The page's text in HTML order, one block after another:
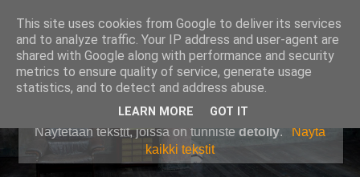
Pullollinen
Näytetään tekstit, joissa on tunnistedetolly.
Näytä
kaikki tekstit
This site uses cookies from Google to deliver its services
and to analyze traffic. Your IP address and user-agent are
shared with Google along with performance and security
metrics to ensure quality of service, generate usage
statistics, and to detect and address abuse.
LEARN MORE GOT IT